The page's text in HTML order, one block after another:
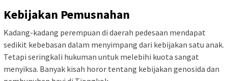
Kebijakan Pemusnahan
Kadang-kadang perempuan di daerah pedesaan mendapat
sedikit kebebasan dalam menyimpang dari kebijakan satu anak.
Tetapi seringkali hukuman untuk melebihi kuota sangat
menyiksa. Banyak kisah horor tentang kebijakan genosida dan